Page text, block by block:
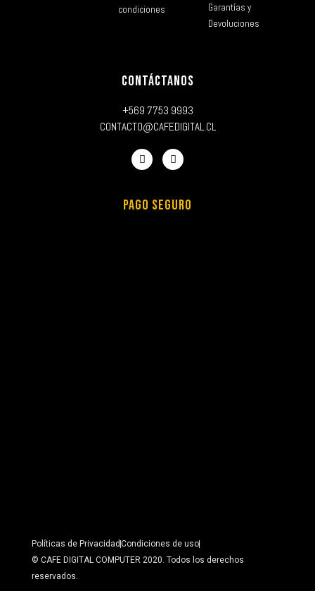
condiciones
Garantías y
Devoluciones
CONTÁCTANOS
+569 7753 9993
CONTACTO@CAFEDIGITAL.CL
PAGO SEGURO
Políticas de Privacidad Condiciones de uso
© CAFE DIGITAL COMPUTER 2020. Todos los derechos
reservados.